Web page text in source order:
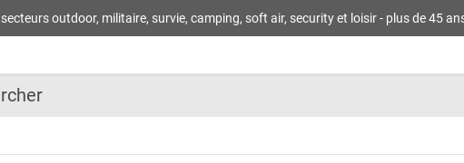
outdoor, militaire, survie, camping, soft air, security et loisir - plus de 45